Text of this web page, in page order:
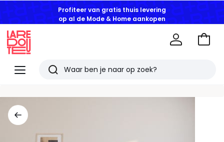
Profiteer van gratis thuis levering
op al de Mode & Home aankopen
Menu
Redoute
Zoeken
Naar